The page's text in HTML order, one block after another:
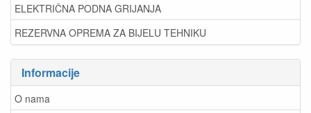
ELEKTRIČNA PODNA GRIJANJA
REZERVNA OPREMA ZA BIJELU TEHNIKU
Informacije
O nama